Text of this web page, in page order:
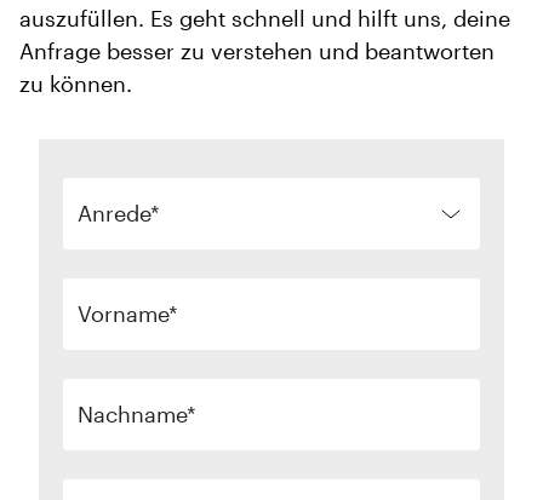
auszufüllen. Es geht schnell und hilft uns, deine
Anfrage besser zu verstehen und beantworten
zu können.
Anrede
Vorname
Nachname